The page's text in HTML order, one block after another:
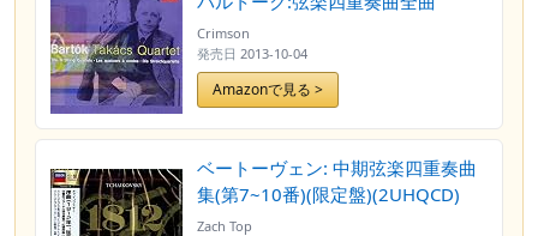
Crimson
発売日 2013-10-04
Amazonで見る >
ベートーヴェン: 中期弦楽四重奏曲
集(第7~10番)(限定盤)(2UHQCD)
Zach Top